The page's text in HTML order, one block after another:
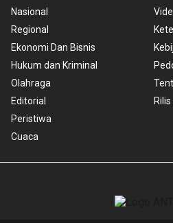
Nasional
Regional
Ekonomi Dan Bisnis
Hukum dan Kriminal
Olahraga
Editorial
Peristiwa
Cuaca